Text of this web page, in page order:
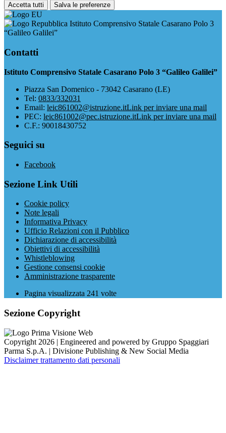
Accetta tutti Salva le preferenze
Istituto Comprensivo Statale Casarano Polo 3
“Galileo Galilei”
Contatti
Istituto Comprensivo Statale Casarano Polo 3 “Galileo Galilei”
Piazza San Domenico - 73042 Casarano (LE)
Tel: 0833/332031
Email: leic861002@istruzione.itLink per inviare una mail
PEC: leic861002@pec.istruzione.itLink per inviare una mail
C.F.: 90018430752
Seguici su
Facebook
Sezione Link Utili
Cookie policy
Note legali
Informativa Privacy
Ufficio Relazioni con il Pubblico
Dichiarazione di accessibilità
Obiettivi di accessibilità
Whistleblowing
Gestione consensi cookie
Amministrazione trasparente
Pagina visualizzata 241 volte
Sezione Copyright
Copyright 2026 | Engineered and powered by Gruppo Spaggiari
Parma S.p.A. | Divisione Publishing & New Social Media
Disclaimer trattamento dati personali